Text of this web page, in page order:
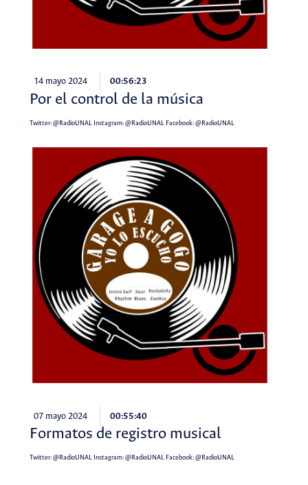
14 mayo 2024 00:56:23
Por el control de la música
Twitter:@RadioUNALInstagram:@RadioUNALFacebook:@RadioUNAL
07 mayo 2024 00:55:40
Formatos de registro musical
Twitter:@RadioUNALInstagram:@RadioUNALFacebook:@RadioUNAL